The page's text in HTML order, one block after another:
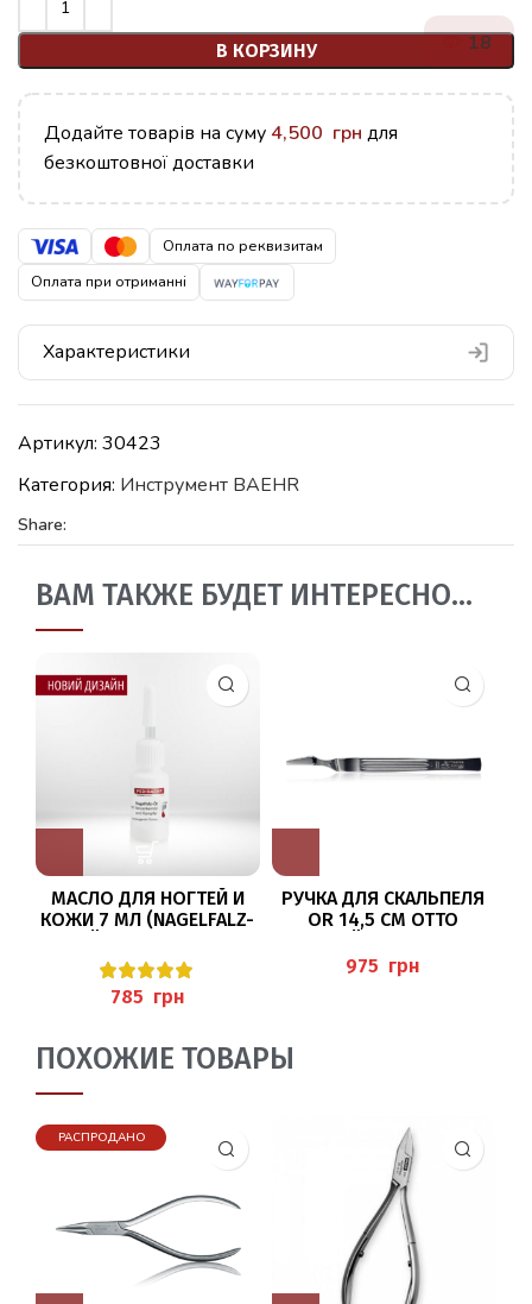
В КОРЗИНУ 18
Додайте товарів на суму 4,500 грн для
безкоштовної доставки
Оплата по реквизитам
Оплата при отриманні
Характеристики
Артикул: 30423
Категория: Инструмент BAEHR
Share:
ВАМ ТАКЖЕ БУДЕТ ИНТЕРЕСНО…
МАСЛО ДЛЯ НОГТЕЙ И
КОЖИ 7 МЛ (NAGELFALZ-
ОНИХОЛИЗИСА С
РОСТКАМИ ПШЕНИЦЫ
грн
РУЧКА ДЛЯ СКАЛЬПЕЛЯ
OR 14,5 СМ OTTO
грн
ПОХОЖИЕ ТОВАРЫ
РАСПРОДАНО